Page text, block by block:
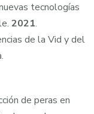
tecnologías
2021.
de la Vid y del
de peras en